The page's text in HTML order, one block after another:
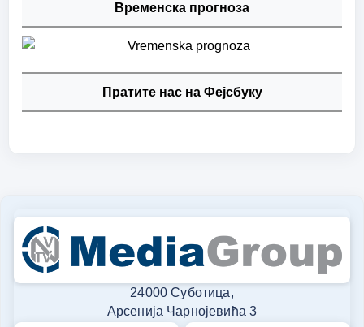
Временска прогноза
Пратите нас на Фејсбуку
24000 Суботица,
Арсенија Чарнојевића 3